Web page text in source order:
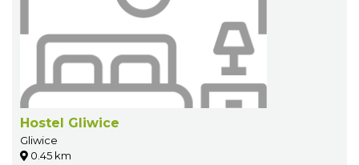
Hostel Gliwice
Gliwice
0.45 km